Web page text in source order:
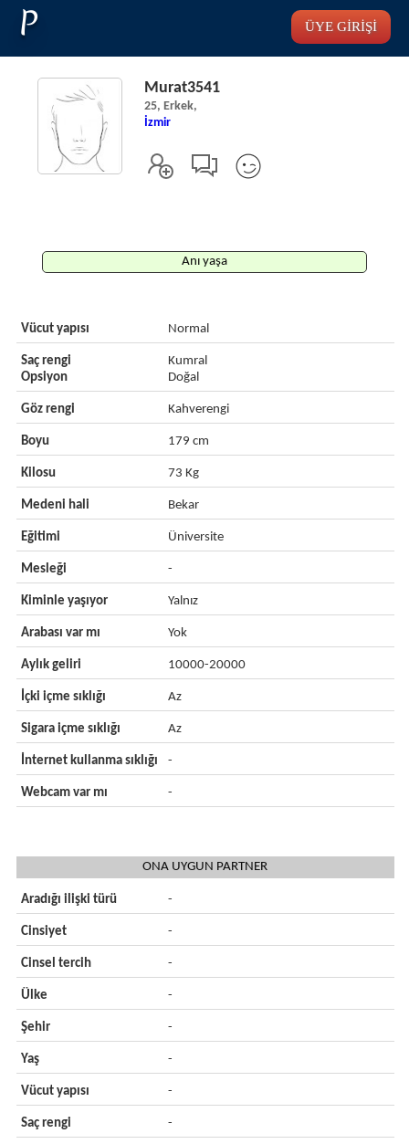
P ÜYE GİRİŞİ
Murat3541
25, Erkek,
İzmir
Anı yaşa
Vücut yapısı Normal
Saç rengi
Opsiyon
Kumral
Doğal
Göz rengi Kahverengi
Boyu 179 cm
Kilosu 73 Kg
Medeni hali Bekar
Eğitimi Üniversite
Mesleği -
Kiminle yaşıyor Yalnız
Arabası var mı Yok
Aylık geliri 10000-20000
İçki içme sıklığı Az
Sigara içme sıklığı Az
İnternet kullanma sıklığı -
Webcam var mı -
ONA UYGUN PARTNER
Aradığı ilişki türü -
Cinsiyet -
Cinsel tercih -
Ülke -
Şehir -
Yaş -
Vücut yapısı -
Saç rengi -